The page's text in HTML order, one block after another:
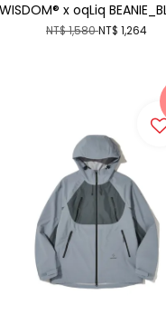
WISDOM® x oqLiq
NT$ 1,580NT$ 1,264